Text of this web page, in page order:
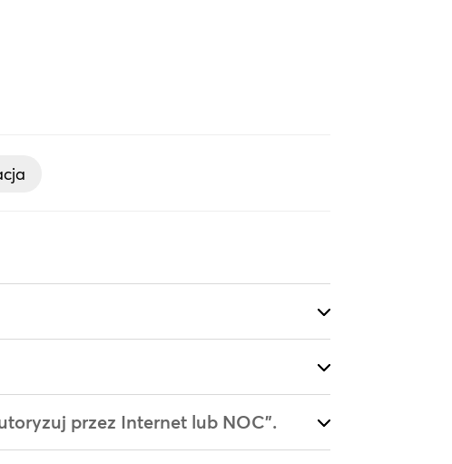
przez Internet lub NOC”.